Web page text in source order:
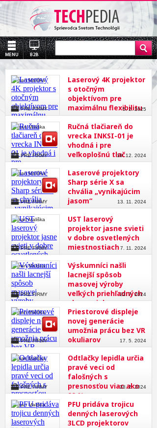
Laserový 4K projektor
s otočným
objektívom pre
maximálnu flexibilitu
Roman Mališka
5. 2. 2025
PRE FIRMY
Ručná tlačiareň do
vrecka INKSI-01 je
vhodná i pre
veľkoplošnú tlač
Roman Mališka
19. 12. 2024
PRE FIRMY
Laserové projektory
Sharp série X sa
chvália „vynikajúcim
jasom“
Roman Mališka
13. 11. 2024
PRE FIRMY
UST laserový
projektor jasne svieti
v dobre osvetlených
miestnostiach
Roman Mališka
7. 11. 2024
PRE FIRMY
Výskumníci našli
lacnejší spôsob
masovej výroby
veľkých priehľadných
obrazoviek
Roman Mališka
22. 7. 2024
PRE FIRMY
Priestorové displeje
novej generácie
umožnia prácu bez VR
okuliarov
Roman Mališka
17. 5. 2024
PRE FIRMY
Odtlačky lepidla určia
pravé veci od
falošných s
presnosťou viac ako
99 %
Roman Mališka
28. 2. 2024
PRE FIRMY
PFU pridáva trojicu
denných laserových
3LCD projektorov
Roman Mališka